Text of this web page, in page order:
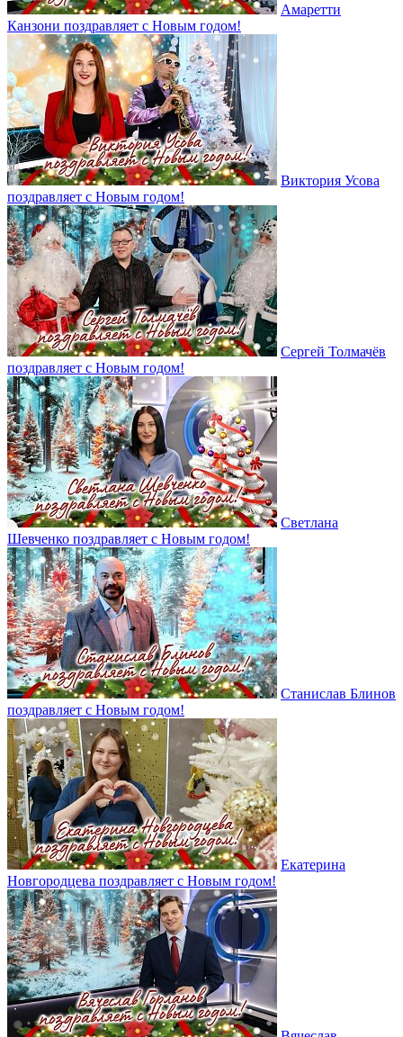
Амаретти
Канзони поздравляет с Новым годом!
Виктория Усова
поздравляет с Новым годом!
Сергей Толмачёв
поздравляет с Новым годом!
Светлана
Шевченко поздравляет с Новым годом!
Станислав Блинов
поздравляет с Новым годом!
Екатерина
Новгородцева поздравляет с Новым годом!